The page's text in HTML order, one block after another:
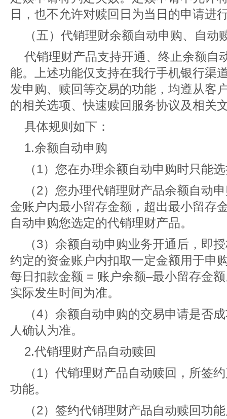
日，也不允许对赎回日为当日的申请进
（五）代销理财余额自动申购、自动
代销理财产品支持开通、终止余额自
能。上述功能仅支持在我行手机银行渠
发申购、赎回等交易的功能，均遵从客
的相关选项、快速赎回服务协议及相关
具体规则如下：
1.余额自动申购
（1）您在办理余额自动申购时只能
（2）您办理代销理财产品余额自动
金账户内最小留存金额，超出最小留存
自动申购您选定的代销理财产品。
（3）余额自动申购业务开通后，即
约定的资金账户内扣取一定金额用于申
每日扣款金额 = 账户余额–最小留存金
实际发生时间为准。
（4）余额自动申购的交易申请是否
人确认为准。
2.代销理财产品自动赎回
（1）代销理财产品自动赎回，所签
功能。
（2）签约代销理财产品自动赎回功